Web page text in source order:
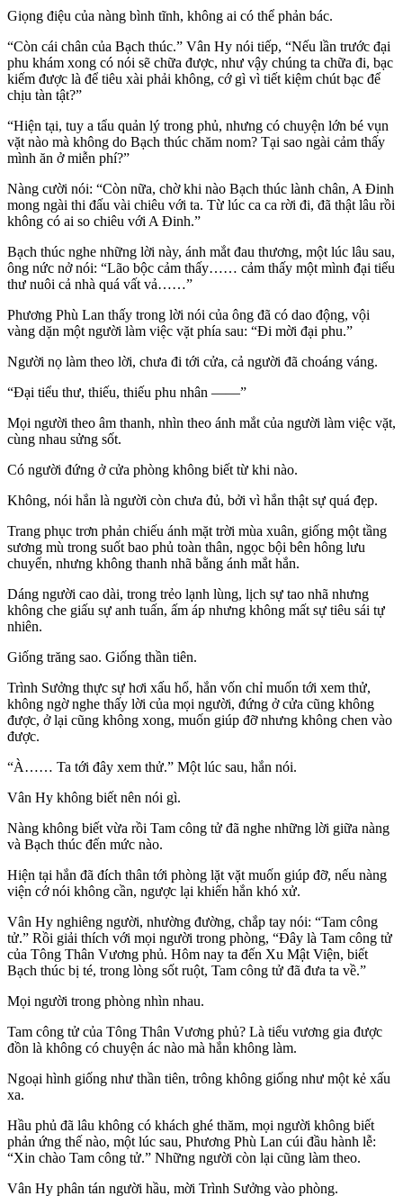
Giọng điệu của nàng bình tĩnh, không ai có thể phản bác.
“Còn cái chân của Bạch thúc.” Vân Hy nói tiếp, “Nếu lần trước đại
phu khám xong có nói sẽ chữa được, như vậy chúng ta chữa đi, bạc
kiếm được là để tiêu xài phải không, cớ gì vì tiết kiệm chút bạc để
chịu tàn tật?”
“Hiện tại, tuy a tẩu quản lý trong phủ, nhưng có chuyện lớn bé vụn
vặt nào mà không do Bạch thúc chăm nom? Tại sao ngài cảm thấy
mình ăn ở miễn phí?”
Nàng cười nói: “Còn nữa, chờ khi nào Bạch thúc lành chân, A Đinh
mong ngài thi đấu vài chiêu với ta. Từ lúc ca ca rời đi, đã thật lâu rồi
không có ai so chiêu với A Đinh.”
Bạch thúc nghe những lời này, ánh mắt đau thương, một lúc lâu sau,
ông nức nở nói: “Lão bộc cảm thấy…… cảm thấy một mình đại tiểu
thư nuôi cả nhà quá vất vả……”
Phương Phù Lan thấy trong lời nói của ông đã có dao động, vội
vàng dặn một người làm việc vặt phía sau: “Đi mời đại phu.”
Người nọ làm theo lời, chưa đi tới cửa, cả người đã choáng váng.
“Đại tiểu thư, thiếu, thiếu phu nhân ——”
Mọi người theo âm thanh, nhìn theo ánh mắt của người làm việc vặt,
cùng nhau sửng sốt.
Có người đứng ở cửa phòng không biết từ khi nào.
Không, nói hắn là người còn chưa đủ, bởi vì hắn thật sự quá đẹp.
Trang phục trơn phản chiếu ánh mặt trời mùa xuân, giống một tầng
sương mù trong suốt bao phủ toàn thân, ngọc bội bên hông lưu
chuyển, nhưng không thanh nhã bằng ánh mắt hắn.
Dáng người cao dài, trong trẻo lạnh lùng, lịch sự tao nhã nhưng
không che giấu sự anh tuấn, ấm áp nhưng không mất sự tiêu sái tự
nhiên.
Giống trăng sao. Giống thần tiên.
Trình Sưởng thực sự hơi xấu hổ, hắn vốn chỉ muốn tới xem thử,
không ngờ nghe thấy lời của mọi người, đứng ở cửa cũng không
được, ở lại cũng không xong, muốn giúp đỡ nhưng không chen vào
được.
“À…… Ta tới đây xem thử.” Một lúc sau, hắn nói.
Vân Hy không biết nên nói gì.
Nàng không biết vừa rồi Tam công tử đã nghe những lời giữa nàng
và Bạch thúc đến mức nào.
Hiện tại hắn đã đích thân tới phòng lặt vặt muốn giúp đỡ, nếu nàng
viện cớ nói không cần, ngược lại khiến hắn khó xử.
Vân Hy nghiêng người, nhường đường, chắp tay nói: “Tam công
tử.” Rồi giải thích với mọi người trong phòng, “Đây là Tam công tử
của Tông Thân Vương phủ. Hôm nay ta đến Xu Mật Viện, biết
Bạch thúc bị té, trong lòng sốt ruột, Tam công tử đã đưa ta về.”
Mọi người trong phòng nhìn nhau.
Tam công tử của Tông Thân Vương phủ? Là tiểu vương gia được
đồn là không có chuyện ác nào mà hắn không làm.
Ngoại hình giống như thần tiên, trông không giống như một kẻ xấu
xa.
Hầu phủ đã lâu không có khách ghé thăm, mọi người không biết
phản ứng thế nào, một lúc sau, Phương Phù Lan cúi đầu hành lễ:
“Xin chào Tam công tử.” Những người còn lại cũng làm theo.
Vân Hy phân tán người hầu, mời Trình Sưởng vào phòng.